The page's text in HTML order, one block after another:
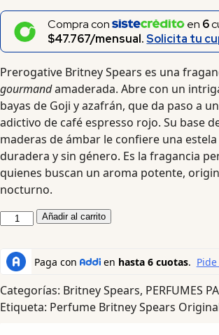
Compra con en 6
$47.767/mensual.Solicita tu
Prerogative Britney Spears es una
gourmandamaderada. Abre con un
bayas de Goji y azafrán, que da paso a
adictivo de café espresso rojo. Su base
maderas de ámbar le confiere una estela
duradera y sin género. Es la fragancia
quienes buscan un aroma potente,
nocturno.
Añadir al carrito
Categorías: Britney Spears, PERFUMES
Etiqueta: Perfume Britney Spears